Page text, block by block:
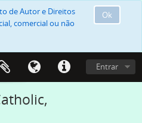
Ok
de Autor e Direitos
comercial ou não
Entrar